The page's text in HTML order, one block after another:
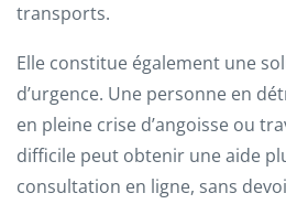
transports.
Elle constitue également une
d’urgence. Une personne en
en pleine crise d’angoisse ou
difficile peut obtenir une aide
consultation en ligne, sans